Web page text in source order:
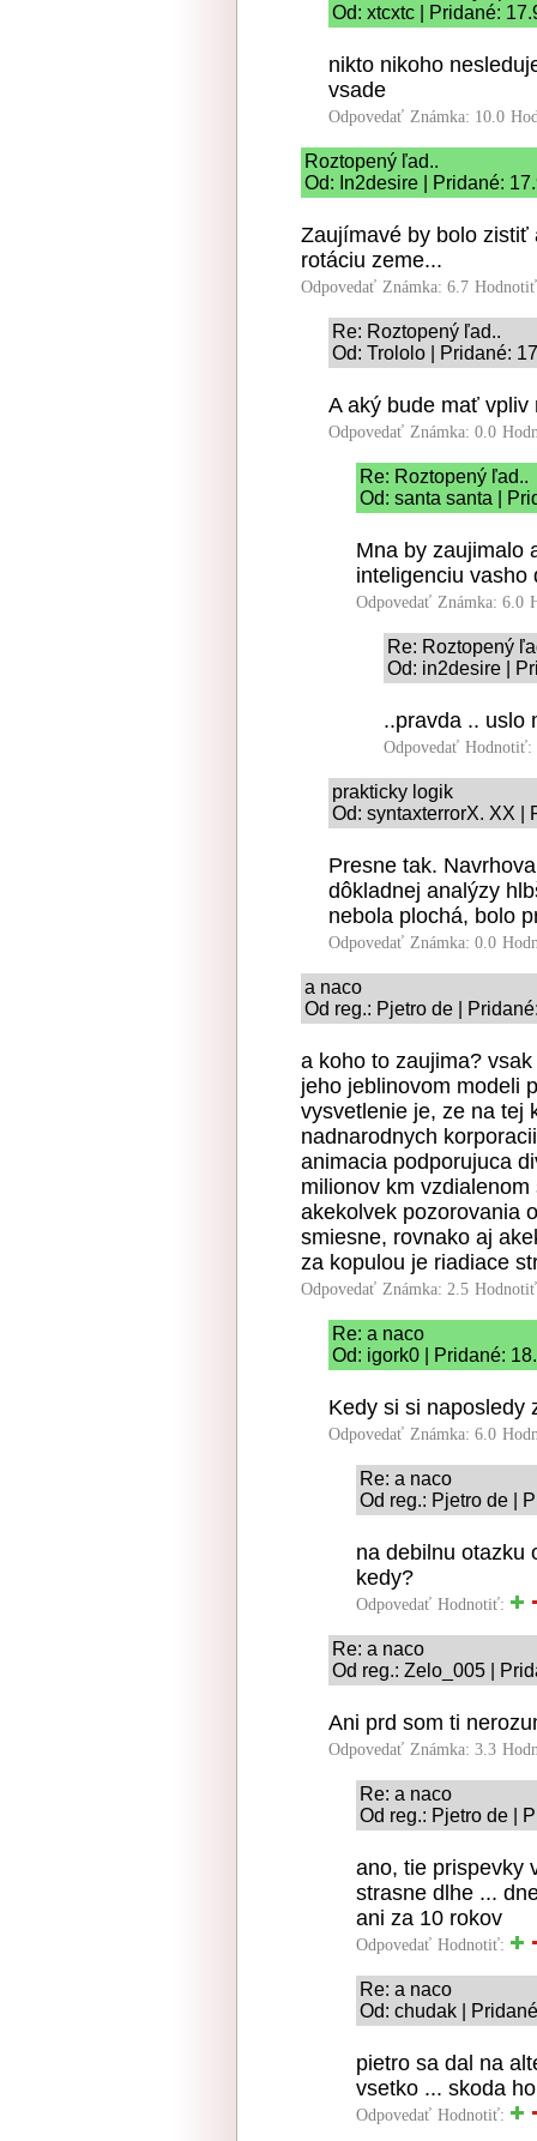
Od: xtcxtc | Pridané:
nikto nikoho
vsade
Odpovedať Známka: 10.0
Roztopený ľad..
Od: In2desire | Pridané:
Zaujímavé by bolo
rotáciu zeme...
Odpovedať Známka: 6.7
Re: Roztopený ľad..
Od: Trololo | Pridané:
A aký bude mať vpliv
Odpovedať Známka: 0.0
Re: Roztopený ľad..
Od: santa santa |
Mna by zaujimalo
inteligenciu vasho
Odpovedať Známka: 6.0
Re: Roztopený
Od: in2desire |
..pravda .. uslo
Odpovedať Hodnotiť:
prakticky logik
Od: syntaxterrorX. XX |
Presne tak.
dôkladnej analýzy
nebola plochá, bolo
Odpovedať Známka: 0.0
a naco
Od reg.: Pjetro de |
a koho to zaujima?
jeho jeblinovom modeli
vysvetlenie je, ze na tej
nadnarodnych
animacia podporujuca
milionov km
akekolvek pozorovania
smiesne, rovnako aj
za kopulou je riadiace
Odpovedať Známka: 2.5
Re: a naco
Od: igork0 | Pridané:
Kedy si si naposledy
Odpovedať Známka: 6.0
Re: a naco
Od reg.: Pjetro de |
na debilnu otazku
kedy?
Odpovedať Hodnotiť:
Re: a naco
Od reg.: Zelo_005 |
Ani prd som ti
Odpovedať Známka: 3.3
Re: a naco
Od reg.: Pjetro de |
ano, tie prispevky
strasne dlhe ...
ani za 10 rokov
Odpovedať Hodnotiť:
Re: a naco
Od: chudak |
pietro sa dal na
vsetko ... skoda ho
Odpovedať Hodnotiť: